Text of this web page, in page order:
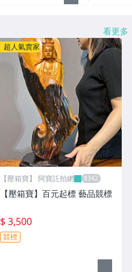
看更多
超人氣賣家
【壓箱寶】 阿寶託拍網
【壓箱寶】百元起標 藝品競標
$ 3,500
競標